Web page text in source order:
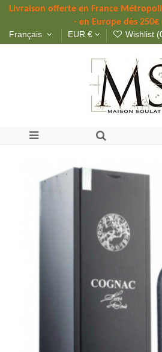
Livraison offerte en France
- en Europe dès
Français EUR € Wishlist (